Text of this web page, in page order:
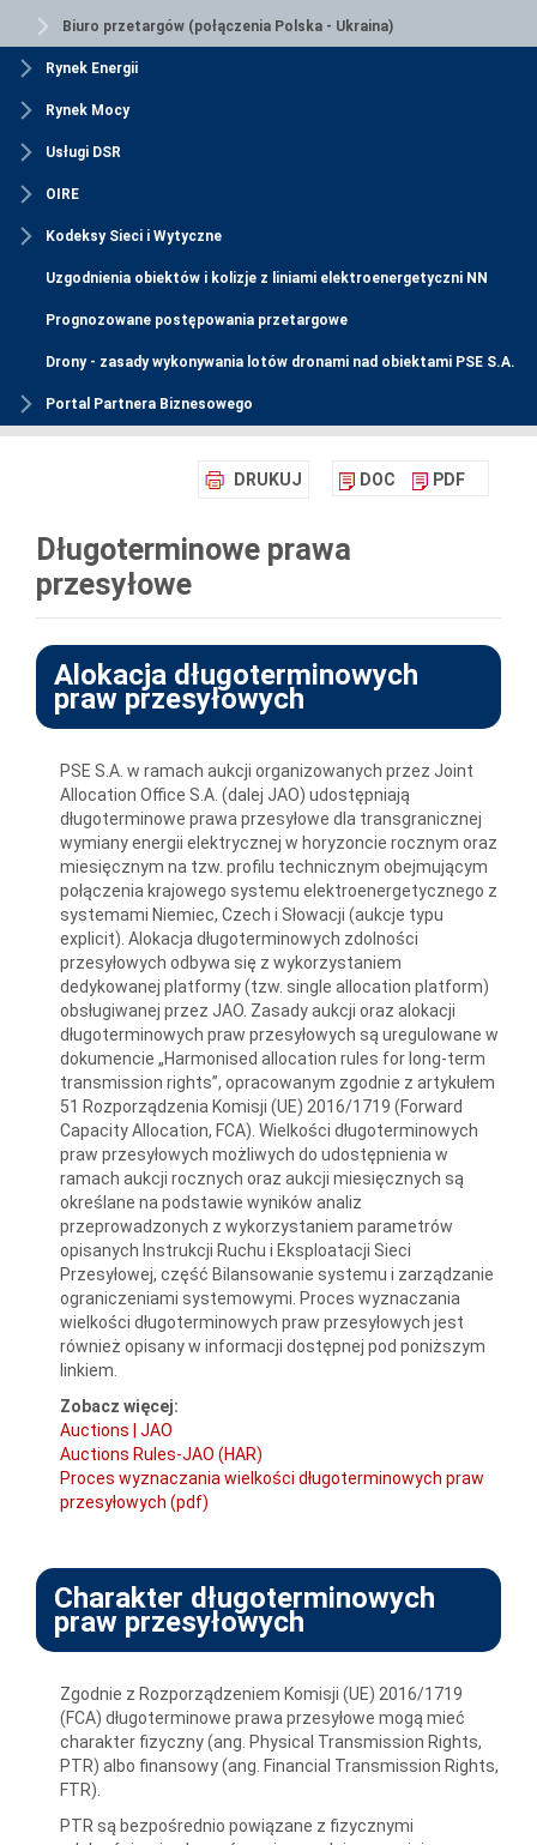
Biuro przetargów (połączenia Polska - Ukraina)
Rynek Energii
Rynek Mocy
Usługi DSR
OIRE
Kodeksy Sieci i Wytyczne
Uzgodnienia obiektów i kolizje z liniami elektroenergetyczni NN
Prognozowane postępowania przetargowe
Drony - zasady wykonywania lotów dronami nad obiektami PSE S.A.
Portal Partnera Biznesowego
DRUKUJ DOC PDF
Długoterminowe prawa
przesyłowe
Alokacja długoterminowych
praw przesyłowych
PSE S.A. w ramach aukcji organizowanych przez Joint
Allocation Office S.A. (dalej JAO) udostępniają
długoterminowe prawa przesyłowe dla transgranicznej
wymiany energii elektrycznej w horyzoncie rocznym oraz
miesięcznym na tzw. profilu technicznym obejmującym
połączenia krajowego systemu elektroenergetycznego z
systemami Niemiec, Czech i Słowacji (aukcje typu
explicit). Alokacja długoterminowych zdolności
przesyłowych odbywa się z wykorzystaniem
dedykowanej platformy (tzw. single allocation platform)
obsługiwanej przez JAO. Zasady aukcji oraz alokacji
długoterminowych praw przesyłowych są uregulowane w
dokumencie „Harmonised allocation rules for long-term
transmission rights”, opracowanym zgodnie z artykułem
51 Rozporządzenia Komisji (UE) 2016/1719 (Forward
Capacity Allocation, FCA). Wielkości długoterminowych
praw przesyłowych możliwych do udostępnienia w
ramach aukcji rocznych oraz aukcji miesięcznych są
określane na podstawie wyników analiz
przeprowadzonych z wykorzystaniem parametrów
opisanych Instrukcji Ruchu i Eksploatacji Sieci
Przesyłowej, część Bilansowanie systemu i zarządzanie
ograniczeniami systemowymi. Proces wyznaczania
wielkości długoterminowych praw przesyłowych jest
również opisany w informacji dostępnej pod poniższym
linkiem.
Zobacz więcej:
Auctions | JAO
Auctions Rules-JAO (HAR)
Proces wyznaczania wielkości długoterminowych praw
przesyłowych (pdf)
Charakter długoterminowych
praw przesyłowych
Zgodnie z Rozporządzeniem Komisji (UE) 2016/1719
(FCA) długoterminowe prawa przesyłowe mogą mieć
charakter fizyczny (ang. Physical Transmission Rights,
PTR) albo finansowy (ang. Financial Transmission Rights,
FTR).
PTR są bezpośrednio powiązane z fizycznymi